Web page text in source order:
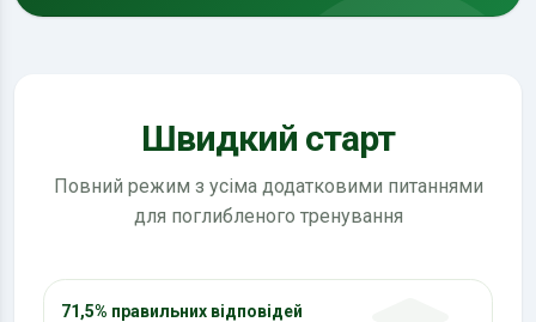
Швидкий старт
Повний режим з усіма додатковими питаннями
для поглибленого тренування
71,5% правильних відповідей